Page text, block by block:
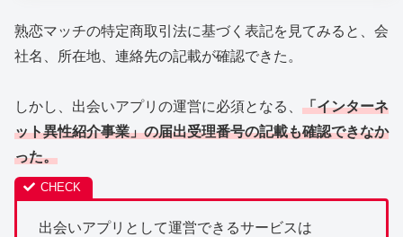
熟恋マッチの特定商取引法に基づく表記を見てみると、会
社名、所在地、連絡先の記載が確認できた。
しかし、出会いアプリの運営に必須となる、 「インターネ
ット異性紹介事業」の届出受理番号の記載も確認できなか
った。
出会いアプリとして運営できるサービスは